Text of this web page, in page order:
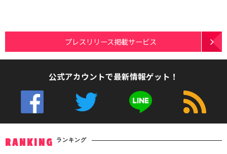
プレスリリース掲載サービス
公式アカウントで最新情報ゲット！
RANKING ランキング